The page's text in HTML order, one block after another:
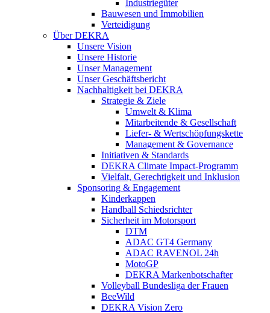
Industriegüter
Bauwesen und Immobilien
Verteidigung
Über DEKRA
Unsere Vision
Unsere Historie
Unser Management
Unser Geschäftsbericht
Nachhaltigkeit bei DEKRA
Strategie & Ziele
Umwelt & Klima
Mitarbeitende & Gesellschaft
Liefer- & Wertschöpfungskette
Management & Governance
Initiativen & Standards
DEKRA Climate Impact-Programm
Vielfalt, Gerechtigkeit und Inklusion​
Sponsoring & Engagement
Kinderkappen
Handball Schiedsrichter
Sicherheit im Motorsport
DTM
ADAC GT4 Germany
ADAC RAVENOL 24h
MotoGP
DEKRA Markenbotschafter
Volleyball Bundesliga der Frauen
BeeWild
DEKRA Vision Zero